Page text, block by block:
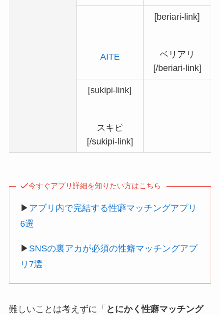
AITE
[beriari-link]
ベリアリ
[/beriari-link]
[sukipi-link]
スキピ
[/sukipi-link]
今すぐアプリ詳細を知りたい方はこちら
▶︎ アプリ内で完結する性癖マッチングアプリ
6選
▶︎ SNSの裏アカが必須の性癖マッチングアプ
リ7選
難しいことは考えずに「 とにかく性癖マッチング